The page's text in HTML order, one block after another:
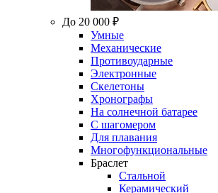
До 20 000 ₽
Умные
Механические
Противоударные
Электронные
Скелетоны
Хронографы
На солнечной батарее
С шагомером
Для плавания
Многофункциональные
Браслет
Стальной
Керамический